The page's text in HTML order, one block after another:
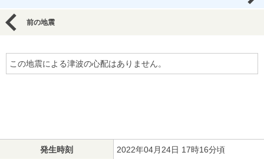
前の地震
この地震による津波の心配はありません。
発生時刻 2022年04月24日 17時16分頃